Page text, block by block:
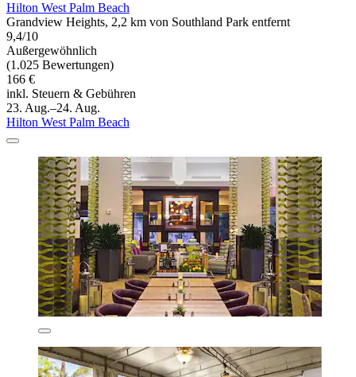
Hilton West Palm Beach
Grandview Heights, 2,2 km von Southland Park entfernt
9,4/10
Außergewöhnlich
(1.025 Bewertungen)
166 €
inkl. Steuern & Gebühren
23. Aug.–24. Aug.
Hilton West Palm Beach